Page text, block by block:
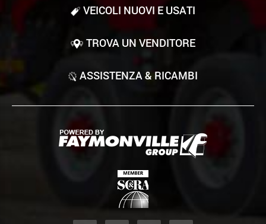
VEICOLI NUOVI E USATI
TROVA UN VENDITORE
ASSISTENZA & RICAMBI